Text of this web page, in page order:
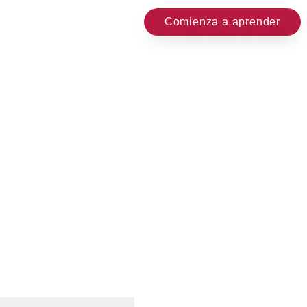
Comienza a aprender